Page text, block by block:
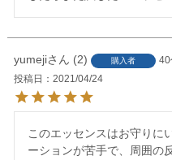
yumeji 2 購入者 40
投稿日
2021/04/24
このエッセンスはお守りに
ーションが苦手で、周囲の